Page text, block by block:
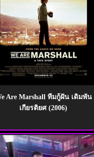
Are Marshall ทีมกู้ฝัน เดิมพัน
เกียรติยศ (2006)